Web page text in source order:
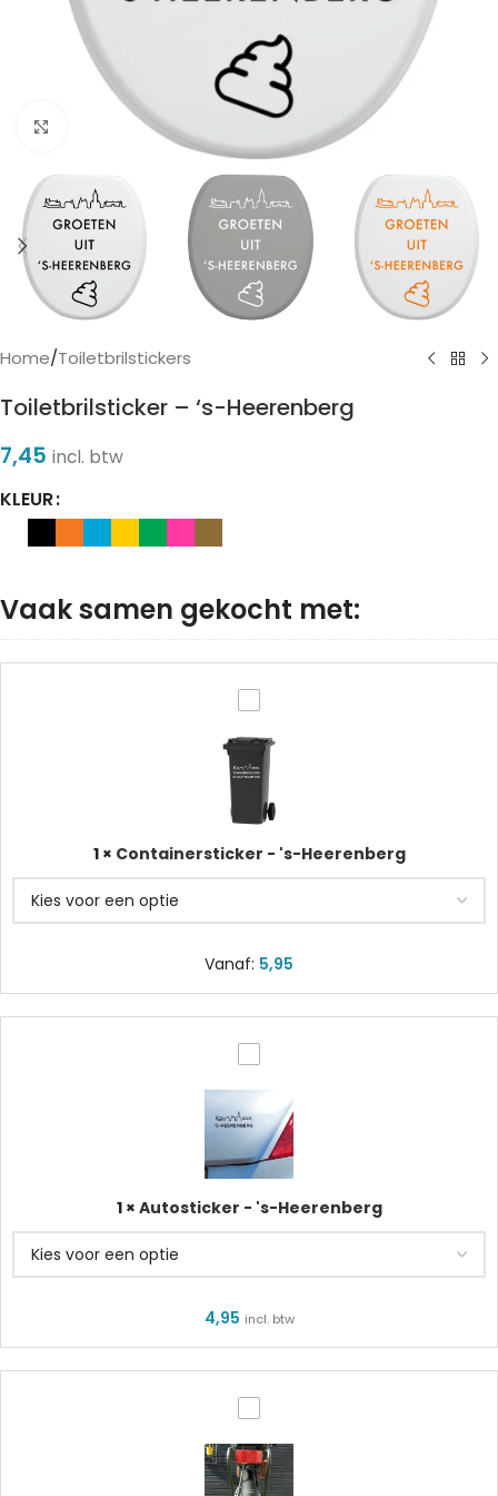
Click to enlarge
Home/Toiletbrilstickers
Toiletbrilsticker – ‘s-Heerenberg
7,45 incl. btw
KLEUR
Vaak samen gekocht met:
1× Containersticker - 's-Heerenberg
Vanaf: 5,95
1× Autosticker - 's-Heerenberg
4,95 incl. btw